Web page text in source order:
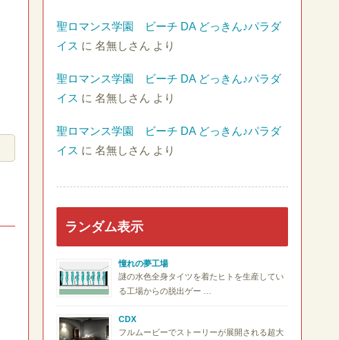
聖ロマンス学園 ビーチ DA どっきん♪パラダ
イス に 名無しさん より
聖ロマンス学園 ビーチ DA どっきん♪パラダ
イス に 名無しさん より
聖ロマンス学園 ビーチ DA どっきん♪パラダ
イス に 名無しさん より
ランダム表示
憧れの夢工場
謎の水色全身タイツを着たヒトを生産してい
る工場からの脱出ゲー …
CDX
フルムービーでストーリーが展開される超大